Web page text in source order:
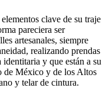
clave de su traje
pareciera ser
artesanales, siempre
realizando prendas
y que están a su
de México y de los Altos
y telar de cintura.